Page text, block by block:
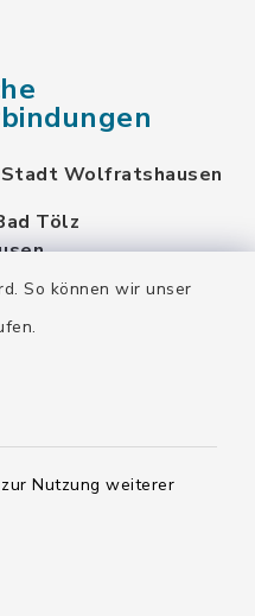
So können wir unser
Nutzung weiterer
Stadt Wolfratshausen
Tölz
0000 0012 48
0001 0005 00